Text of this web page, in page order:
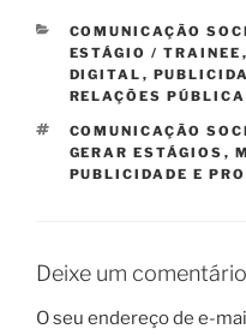
CATEGORIAS
COMUNICAÇÃO
ESTÁGIO / TRAINEE ,
DIGITAL ,
RELAÇÕES
TAGS
COMUNICAÇÃO
GERAR ESTÁGIOS ,
PUBLICIDADE E
Deixe um comentário
O seu endereço de e-